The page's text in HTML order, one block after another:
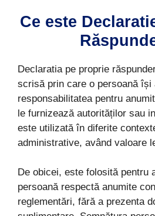
Ce este
Declaratia pe proprie
scrisă prin care o persoană își
responsabilitatea pentru
le furnizează autorităților sau
este utilizată în diferite
administrative, având valoare
De obicei, este folosită pentru
persoană respectă anumite
reglementări, fără a prezenta